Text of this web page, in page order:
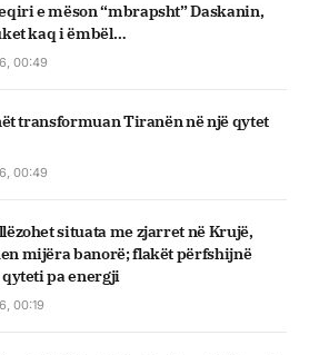
e mëson “mbrapsht” Daskanin,
kaq i ëmbël…
00:49
transformuan Tiranën në një qytet
00:49
situata me zjarret në Krujë,
mijëra banorë; flakët përfshijnë
qyteti pa energji
00:19